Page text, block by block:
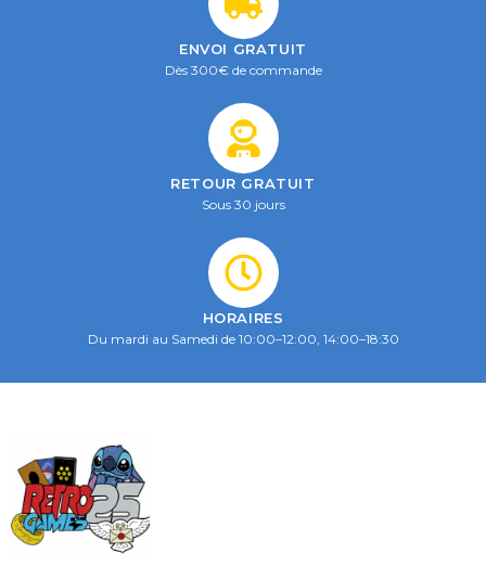
ENVOI GRATUIT
Dès 300€ de commande
RETOUR GRATUIT
Sous 30 jours
HORAIRES
Du mardi au Samedi de 10:00–12:00, 14:00–18:30